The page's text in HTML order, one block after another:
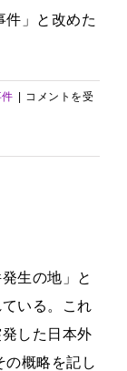
件」と改めた
(続)
コメントを受
生の地」と
いる。これ
した日本外
の概略を記し